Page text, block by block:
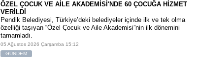
ÖZEL ÇOCUK VE AİLE AKADEMİSİ'NDE 60 ÇOCUĞA HİZMET
VERİLDİ
Pendik Belediyesi, Türkiye’deki belediyeler içinde ilk ve tek olma
özelliği taşıyan “Özel Çocuk ve Aile Akademisi”nin ilk dönemini
tamamladı.
05 Ağustos 2026 Çarşamba 15:12
GÜNDEM